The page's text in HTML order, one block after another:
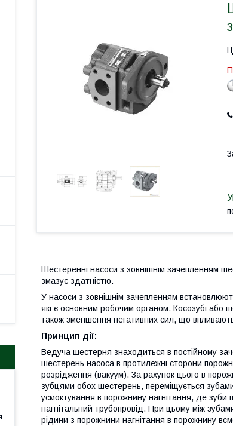
Шестеренні насоси з зовнішнім зачепленням
змазує здатністю.
У насоси з зовнішнім зачепленням
які є основним робочим органом. Косозубі
також зменшення негативних сил, що
Принцип дії:
Ведуча шестерня знаходиться в постійному
шестерень насоса в протилежні сторони
розрідження (вакуум). За рахунок цього в
зубцями обох шестерень, переміщується
усмоктування в порожнину нагнітання, де
нагнітальний трубопровід. При цьому між
рідини з порожнини нагнітання в порожнину